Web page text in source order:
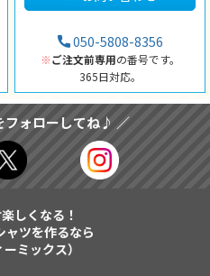
050-5808-8356
※ご注文前専用の番号です。
365日対応。
フォローしてね♪ ／
しくなる！
ツを作るなら
ミックス）